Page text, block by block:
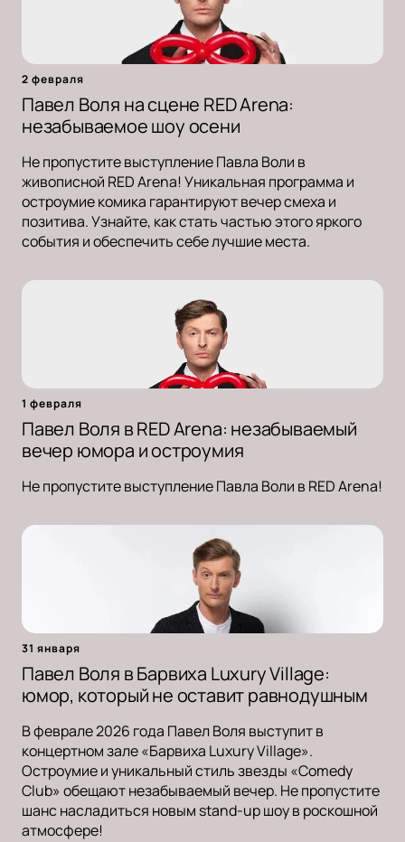
2 февраля
Павел Воля на сцене RED Arena:
незабываемое шоу осени
Не пропустите выступление Павла Воли в
живописной RED Arena! Уникальная программа и
остроумие комика гарантируют вечер смеха и
позитива. Узнайте, как стать частью этого яркого
события и обеспечить себе лучшие места.
1 февраля
Павел Воля в RED Arena: незабываемый
вечер юмора и остроумия
Не пропустите выступление Павла Воли в RED Arena!
31 января
Павел Воля в Барвиха Luxury Village:
юмор, который не оставит равнодушным
В феврале 2026 года Павел Воля выступит в
концертном зале «Барвиха Luxury Village».
Остроумие и уникальный стиль звезды «Comedy
Club» обещают незабываемый вечер. Не пропустите
шанс насладиться новым stand-up шоу в роскошной
атмосфере!